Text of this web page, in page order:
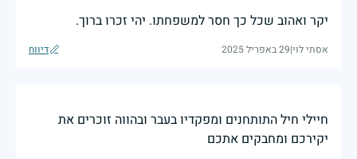
יקר ואהוב שכל כך חסר למשפחתו. יהי זכרו ברוך.
אסתי לוי|29 באפריל 2025 דיווח
חיילי חיל התותחנים ומפקדיו בעבר ובהווה זוכרים את
יקירכם ומחבקים אתכם